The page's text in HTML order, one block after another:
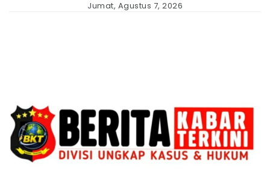
Jumat, Agustus 7, 2026